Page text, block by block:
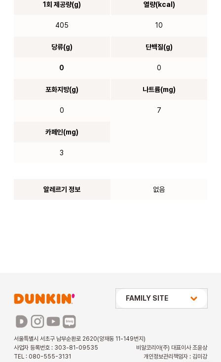
1회 제공량(g)
405
열량(kcal)
10
당류(g)
0
단백질(g)
0
포화지방(g)
0
나트륨(mg)
7
카페인(mg)
3
알레르기 정보 없음
서울특별시 서초구 남부순환로 2620(양재동 11-149번지)
사업자 등록번호 : 303-81-09535
비알코리아(주) 대표이사 조윤상
TEL : 080-555-3131
개인정보관리책임자 : 김미강
상미당 HOLDINGS
파리바게뜨
파스쿠찌
FAMILY SITE